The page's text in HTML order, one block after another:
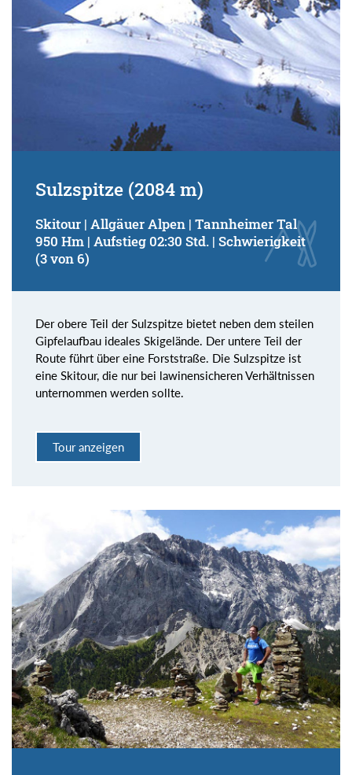
Sulzspitze (2084 m)
Skitour | Allgäuer Alpen | Tannheimer Tal
950 Hm | Aufstieg 02:30 Std. | Schwierigkeit
(3 von 6)
Der obere Teil der Sulzspitze bietet neben dem steilen
Gipfelaufbau ideales Skigelände. Der untere Teil der
Route führt über eine Forststraße. Die Sulzspitze ist
eine Skitour, die nur bei lawinensicheren Verhältnissen
unternommen werden sollte.
Tour anzeigen